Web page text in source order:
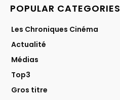
POPULAR CATEGORIES
Les Chroniques Cinéma
Actualité
Médias
Top3
Gros titre